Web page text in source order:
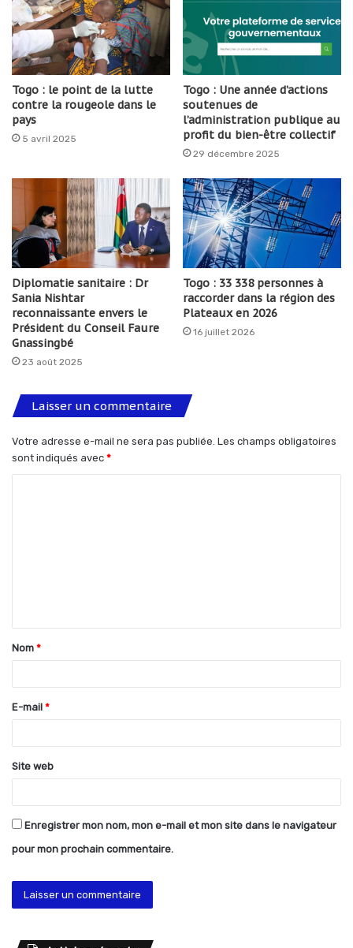
Togo : le point de la lutte
contre la rougeole dans le
pays
5 avril 2025
Togo : Une année d’actions
soutenues de
l’administration publique au
profit du bien-être collectif
29 décembre 2025
Diplomatie sanitaire : Dr
Sania Nishtar
reconnaissante envers le
Président du Conseil Faure
Gnassingbé
23 août 2025
Togo : 33 338 personnes à
raccorder dans la région des
Plateaux en 2026
16 juillet 2026
Laisser un commentaire
Votre adresse e-mail ne sera pas publiée. Les champs obligatoires
sont indiqués avec *
t
a
e
*
Nom *
E-mail *
Site web
Enregistrer mon nom, mon e-mail et mon site dans le navigateur
pour mon prochain commentaire.